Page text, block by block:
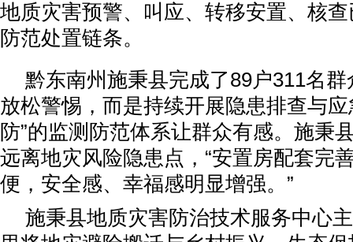
地质灾害预警、叫应、转移安置、核
防范处置链条。
黔东南州施秉县完成了89户311名
放松警惕，而是持续开展隐患排查与
防”的监测防范体系让群众有感。施秉
远离地灾风险隐患点，“安置房配套完
便，安全感、幸福感明显增强。”
施秉县地质灾害防治技术服务中心